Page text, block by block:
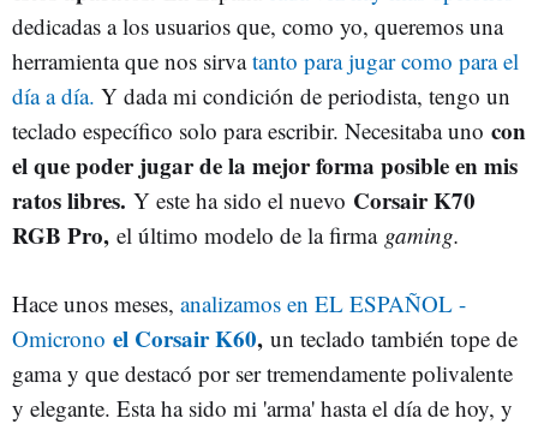
dedicadas a los usuarios que, como yo, queremos una
herramienta que nos sirvatanto para jugar como para el
día a día. Y dada mi condición de periodista, tengo un
teclado específico solo para escribir. Necesitaba uno con
el que poder jugar de la mejor forma posible en mis
ratos libres. Y este ha sido el nuevo Corsair K70
RGB Pro, el último modelo de la firma gaming.
Hace unos meses, analizamos en EL ESPAÑOL -
Omicrono el Corsair K60, un teclado también tope de
gama y que destacó por ser tremendamente polivalente
y elegante. Esta ha sido mi 'arma' hasta el día de hoy, y